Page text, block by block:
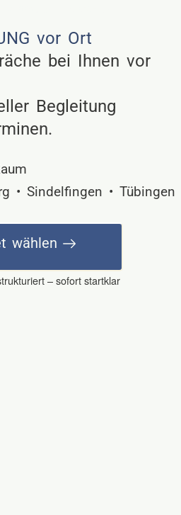
vor Ort
bei Ihnen vor
Begleitung
• Sindelfingen • Tübingen
wählen
– sofort startklar